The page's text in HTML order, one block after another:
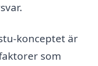
konceptet är
som